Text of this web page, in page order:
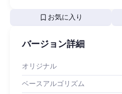
bookmark お気に入り
バージョン詳細
オリジナル
ベースアルゴリズム